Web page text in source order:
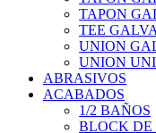
TAPON
TEE
UNION
UNION
ABRASIVOS
ACABADOS
1/2 BAÑOS
BLOCK DE